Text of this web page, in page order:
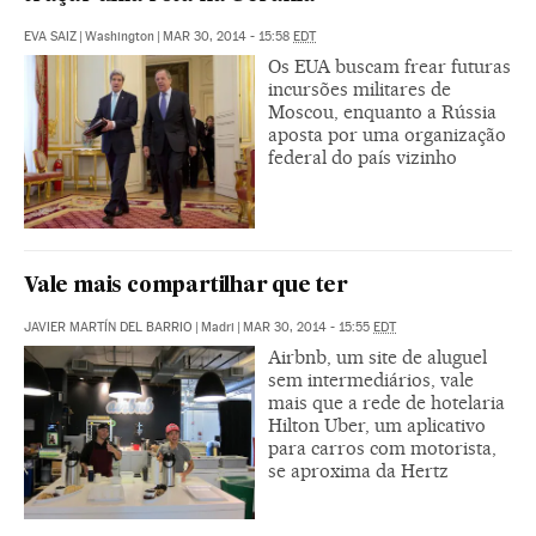
EVA SAIZ | Washington | MAR 30, 2014 - 15:58 EDT
Os EUA buscam frear futuras
incursões militares de
Moscou, enquanto a Rússia
aposta por uma organização
federal do país vizinho
Vale mais compartilhar que ter
JAVIER MARTÍN DEL BARRIO | Madri | MAR 30, 2014 - 15:55 EDT
Airbnb, um site de aluguel
sem intermediários, vale
mais que a rede de hotelaria
Hilton Uber, um aplicativo
para carros com motorista,
se aproxima da Hertz